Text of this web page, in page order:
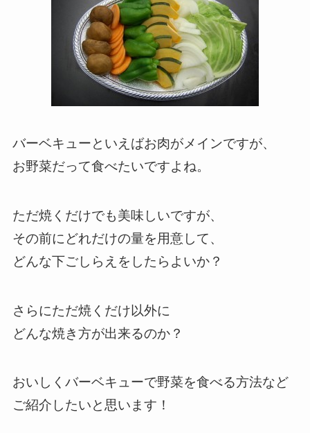
バーベキューといえばお肉がメインですが、
お野菜だって食べたいですよね。
ただ焼くだけでも美味しいですが、
その前にどれだけの量を用意して、
どんな下ごしらえをしたらよいか？
さらにただ焼くだけ以外に
どんな焼き方が出来るのか？
おいしくバーベキューで野菜を食べる方法など
ご紹介したいと思います！